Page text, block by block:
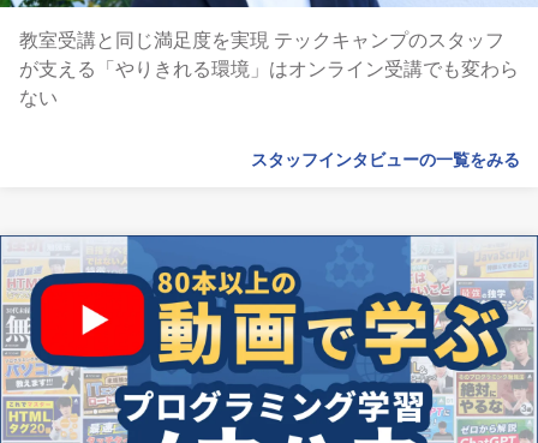
教室受講と同じ満足度を実現 テックキャンプのスタッフ
が支える「やりきれる環境」はオンライン受講でも変わら
ない
スタッフインタビューの一覧をみる